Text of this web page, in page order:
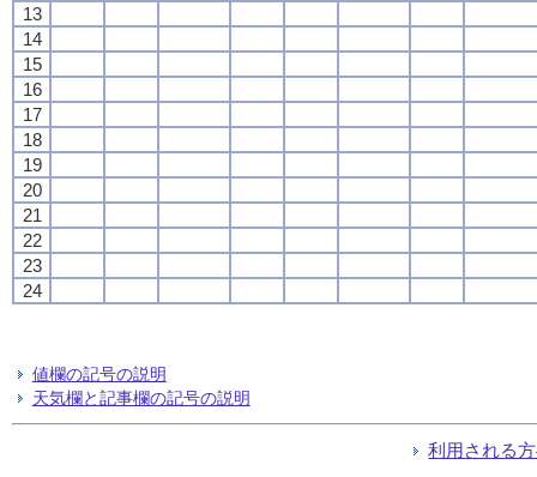
13
14
15
16
17
18
19
20
21
22
23
24
値欄の記号の説明
天気欄と記事欄の記号の説明
利用される